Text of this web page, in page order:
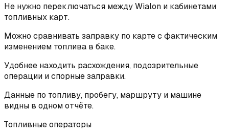
Не нужно переключаться между Wialon и кабинетами
топливных карт.
Можно сравнивать заправку по карте с фактическим
изменением топлива в баке.
Удобнее находить расхождения, подозрительные
операции и спорные заправки.
Данные по топливу, пробегу, маршруту и машине
видны в одном отчёте.
Топливные операторы